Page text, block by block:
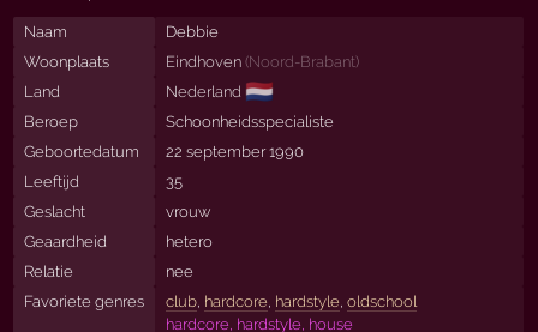
Naam
Debbie
Woonplaats
Eindhoven (Noord-Brabant)
Land
Nederland 🇳🇱
Beroep
Schoonheidsspecialiste
Geboortedatum
22 september 1990
Leeftijd
35
Geslacht
vrouw
Geaardheid
hetero
Relatie
nee
Favoriete genres
club, hardcore, hardstyle, oldschool
hardcore, hardstyle, house